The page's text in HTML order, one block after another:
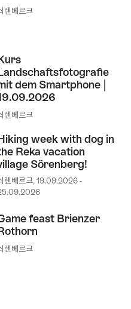
렌베르크
dem Smartphone |
렌베르크
week with dog in
Reka vacation
Sörenberg!
렌베르크, 19.09.2026 -
feast Brienzer
렌베르크